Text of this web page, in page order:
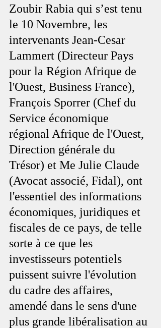
Zoubir Rabia qui s’est tenu
le 10 Novembre, les
intervenants Jean-Cesar
Lammert (Directeur Pays
pour la Région Afrique de
l'Ouest, Business France),
François Sporrer (Chef du
Service économique
régional Afrique de l'Ouest,
Direction générale du
Trésor) et Me Julie Claude
(Avocat associé, Fidal), ont
l'essentiel des informations
économiques, juridiques et
fiscales de ce pays, de telle
sorte à ce que les
investisseurs potentiels
puissent suivre l'évolution
du cadre des affaires,
amendé dans le sens d'une
plus grande libéralisation au